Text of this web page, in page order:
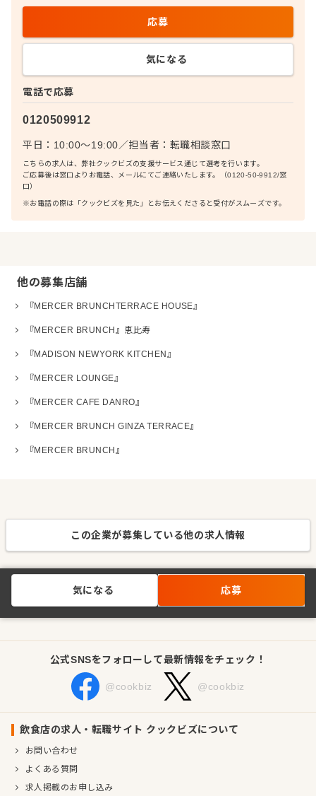
電話で応募
0120509912
平日：10:00〜19:00／担当者： 転職相談窓口
こちらの求人は、弊社クックビズの支援サービス通じて選考を行います。
ご応募後は窓口よりお電話、メールにてご連絡いたします。（0120-50-9912/窓
口）
※お電話の際は「クックビズを見た」とお伝えくださると受付がスムーズです。
応募
気になる
他の募集店舗
『MERCER BRUNCHTERRACE HOUSE』
『MERCER BRUNCH』恵比寿
『MADISON NEWYORK KITCHEN』
『MERCER LOUNGE』
『MERCER CAFE DANRO』
『MERCER BRUNCH GINZA TERRACE』
『MERCER BRUNCH』
この企業が募集している他の求人情報
気になる 応募
公式SNSをフォローして最新情報をチェック！
@cookbiz @cookbiz
飲食店の求人・転職サイト クックビズについて
お問い合わせ
よくある質問
求人掲載のお申し込み